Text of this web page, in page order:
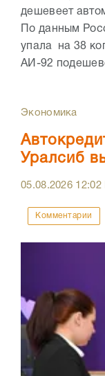
дешевеет
По данным
упала на 38
АИ-92
Экономика
Уралсиб
05.08.2026 12:02
Комментарии